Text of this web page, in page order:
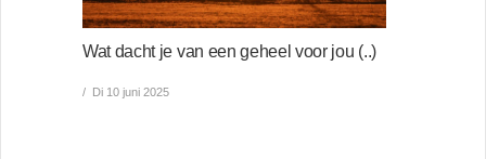
Wat dacht je van een geheel voor jou (..)
Di 10 juni 2025